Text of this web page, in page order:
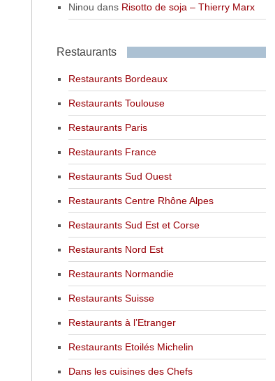
Ninou dans Risotto de soja – Thierry Marx
Restaurants
Restaurants Bordeaux
Restaurants Toulouse
Restaurants Paris
Restaurants France
Restaurants Sud Ouest
Restaurants Centre Rhône Alpes
Restaurants Sud Est et Corse
Restaurants Nord Est
Restaurants Normandie
Restaurants Suisse
Restaurants à l’Etranger
Restaurants Etoilés Michelin
Dans les cuisines des Chefs